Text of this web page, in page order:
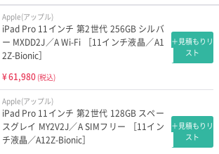
Apple(アップル)
iPad Pro 11インチ 第2世代 256GB シルバ
ー MXDD2J／A Wi-Fi ［11インチ液晶／A1
2Z-Bionic］
¥61,980 (税込)
＋見積もりリ
スト
Apple(アップル)
iPad Pro 11インチ 第2世代 128GB スペー
スグレイ MY2V2J／A SIMフリー ［11イン
チ液晶／A12Z-Bionic］
＋見積もりリ
スト